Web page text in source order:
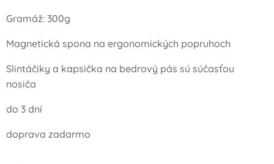
Gramáž: 300g
Magnetická spona na ergonomických popruhoch
Slintáčiky a kapsička na bedrový pás sú súčasťou
nosiča
do 3 dní
doprava zadarmo